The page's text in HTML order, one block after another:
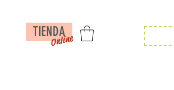
TIENDA
Online